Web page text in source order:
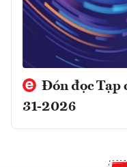
Đón đọc Tạp
31-2026